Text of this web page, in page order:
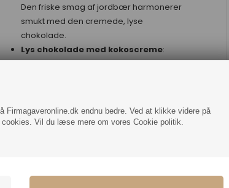
Firmagaveronline.dk endnu bedre. Ved at klikke videre på
Vil du læse mere om vores Cookie politik.
Den friske smag af jordbær harmonerer
smukt med den cremede, lyse
chokolade.
Lys chokolade med kokoscreme:
Eksotisk smag af kokos kombineret med
Mørk chokolade med appelsincreme:
En perfekt harmoni mellem den
En lækker oplevelse, hvor den bløde,